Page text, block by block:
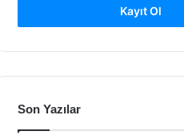
Kayıt Ol
Son Yazılar